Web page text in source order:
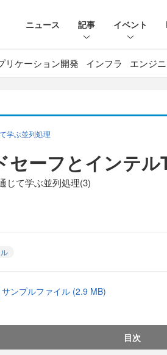
ニュース 記事 イベント
リケーション開発 インフラ エンジ
学ぶ並列処理
セーフとインテ
じて学ぶ並列処理(3)
サンプルファイル (2.9 MB)
目次